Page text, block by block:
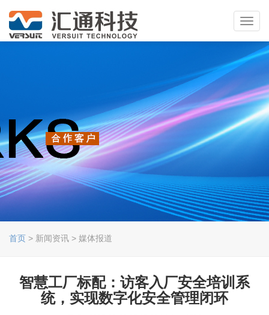
首页 > 新闻资讯 > 媒体报道
智慧工厂标配：访客入厂安全培训系
统，实现数字化安全管理闭环